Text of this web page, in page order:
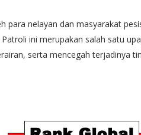
para nelayan dan masyarakat
ini merupakan salah satu
serta mencegah terjadinya